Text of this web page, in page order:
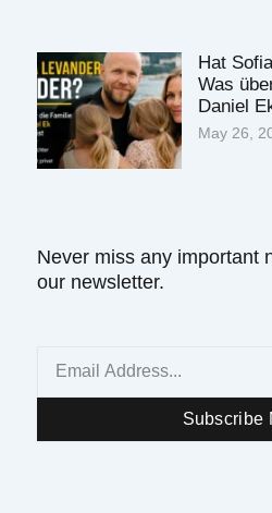
Hat
Was
Daniel
May 26,
Never miss any important
our newsletter.
Subscribe